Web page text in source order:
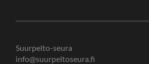
Suurpelto-seura
info@suurpeltoseura.fi